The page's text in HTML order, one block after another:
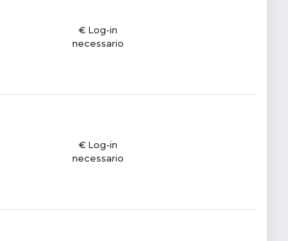
€ Log-in
necessario
€ Log-in
necessario